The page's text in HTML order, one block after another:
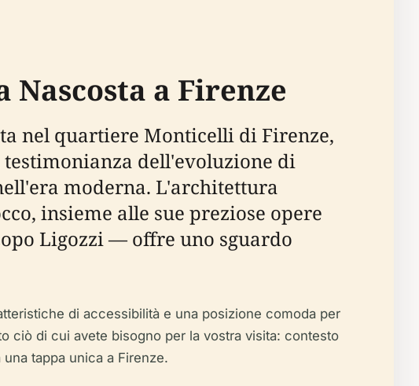
a Firenze
nel quartiere Monticelli di Firenze,
dell'evoluzione di
moderna. L'architettura
insieme alle sue preziose opere
Ligozzi — offre uno sguardo
di accessibilità e una posizione comoda per
ciò di cui avete bisogno per la vostra visita: contesto
tappa unica a Firenze.